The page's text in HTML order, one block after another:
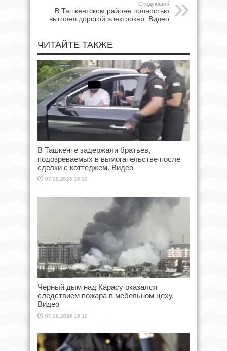
Следующий
В Ташкентском районе полностью
выгорел дорогой электрокар. Видео
ЧИТАЙТЕ ТАКЖЕ
В Ташкенте задержали братьев,
подозреваемых в вымогательстве после
сделки с коттеджем. Видео
07.08.2026 16:10
Черный дым над Карасу оказался
следствием пожара в мебельном цеху.
Видео
07.08.2026 16:10